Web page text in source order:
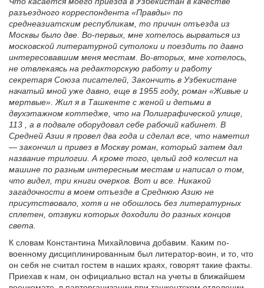
разъездного корреспондента «Правды» по
среднеазиатским республикам, то причин отъезда из
Москвы было две. Во-первых, мне хотелось вырваться из
московской литературной сутолоки и поездить по давно
интересовавшим меня местам. Во-вторых, мне хотелось,
не отвлекаясь на редакторскую работу и работу
секретаря Союза писателей, Закончить в Узбекистане
начатый мной уже давно, еще в 1955 году, роман «Живые и
мертвые». Жил я в Ташкенте с женой и детьми в
двухэтажном коттедже, что на Полиграфической улице,
113 , а в подвале оборудовал себе рабочий кабинет. В
Средней Азии я провел два года и сделал все, что наметил
— закончил и привез в Москву роман, который затем дал
название трилогии. А кроме того, целый год колесил на
машине по разным интересным местам и написал о том,
что видел, три книги очерков. Вот и все. Никакой
загадочности в моем отъезде в Среднюю Азию не
присутствовало, хотя и не обошлось без литературных
сплетен, отзвуки которых доходили до разных концов
света.
К словам Константина Михайловича добавим. Каким по-
военному дисциплинированным был литератор-воин, и то, что
он себя не считал гостем в наших краях, говорят такие факты.
Приехав к нам, он официально встал на учеты в ближайшем